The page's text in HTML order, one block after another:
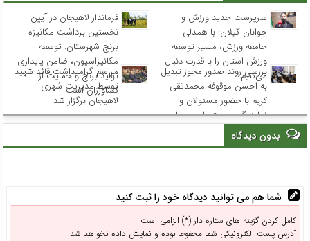
سرپرست جدید ورزش و
جوانان گیلان: با همدلی
جامعه ورزش، مسیر توسعه
ورزش استان را با قدرت دنبال
می‌کنیم
فرماندار لاهیجان در آیین
نخستین برداشت مکانیزه
برنج شهرستان: توسعه
مکانیزاسیون، ضامن پایداری
تولید برنج و حمایت از
کشاورزان است
بررسی روند صدور مجوز تبدیل
به احسن موقوفه محمدتقی
کریم با حضور مسئولان و
نمایندگان روستاهای ساحلی
مراسم گرامیداشت قائد شهید
توسط مدیریت شهری
لاهیجان برگزار شد
بدون دیدگاه
شما هم می توانید دیدگاه خود را ثبت کنید
کامل کردن گزینه های ستاره دار (*) الزامی است -
آدرس پست الکترونیکی شما محفوظ بوده و نمایش داده نخواهد شد -